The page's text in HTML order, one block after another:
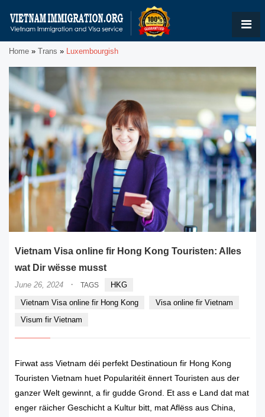
Home » Trans » Luxembourgish
Vietnam Visa online fir Hong Kong Touristen: Alles
wat Dir wësse musst
June 26, 2024 · TAGS
HKG
Vietnam Visa online fir Hong Kong
Visa online fir Vietnam
Visum fir Vietnam
Firwat ass Vietnam déi perfekt Destinatioun fir Hong Kong
Touristen Vietnam huet Popularitéit ënnert Touristen aus der
ganzer Welt gewinnt, a fir gudde Grond. Et ass e Land dat mat
enger räicher Geschicht a Kultur bitt, mat Aflëss aus China,